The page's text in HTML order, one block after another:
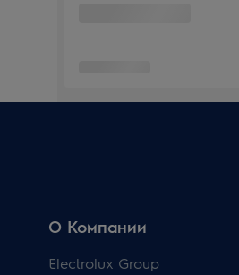
О Компании
Electrolux Group